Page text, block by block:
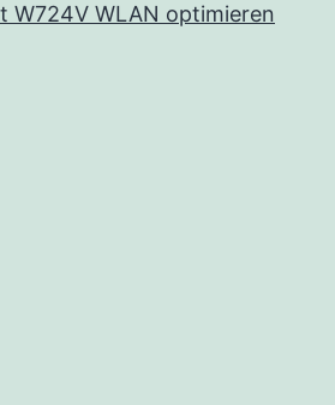
W724V WLAN optimieren